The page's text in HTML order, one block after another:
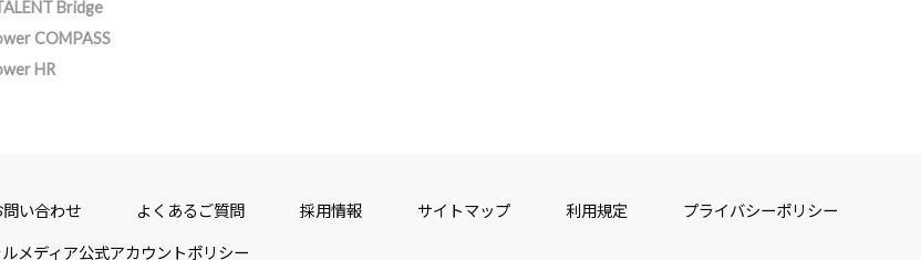
Bridge
COMPASS
HR
問い合わせ よくあるご質問 採用情報 サイトマップ 利用規定 プライバシーポリシー
メディア公式アカウントポリシー